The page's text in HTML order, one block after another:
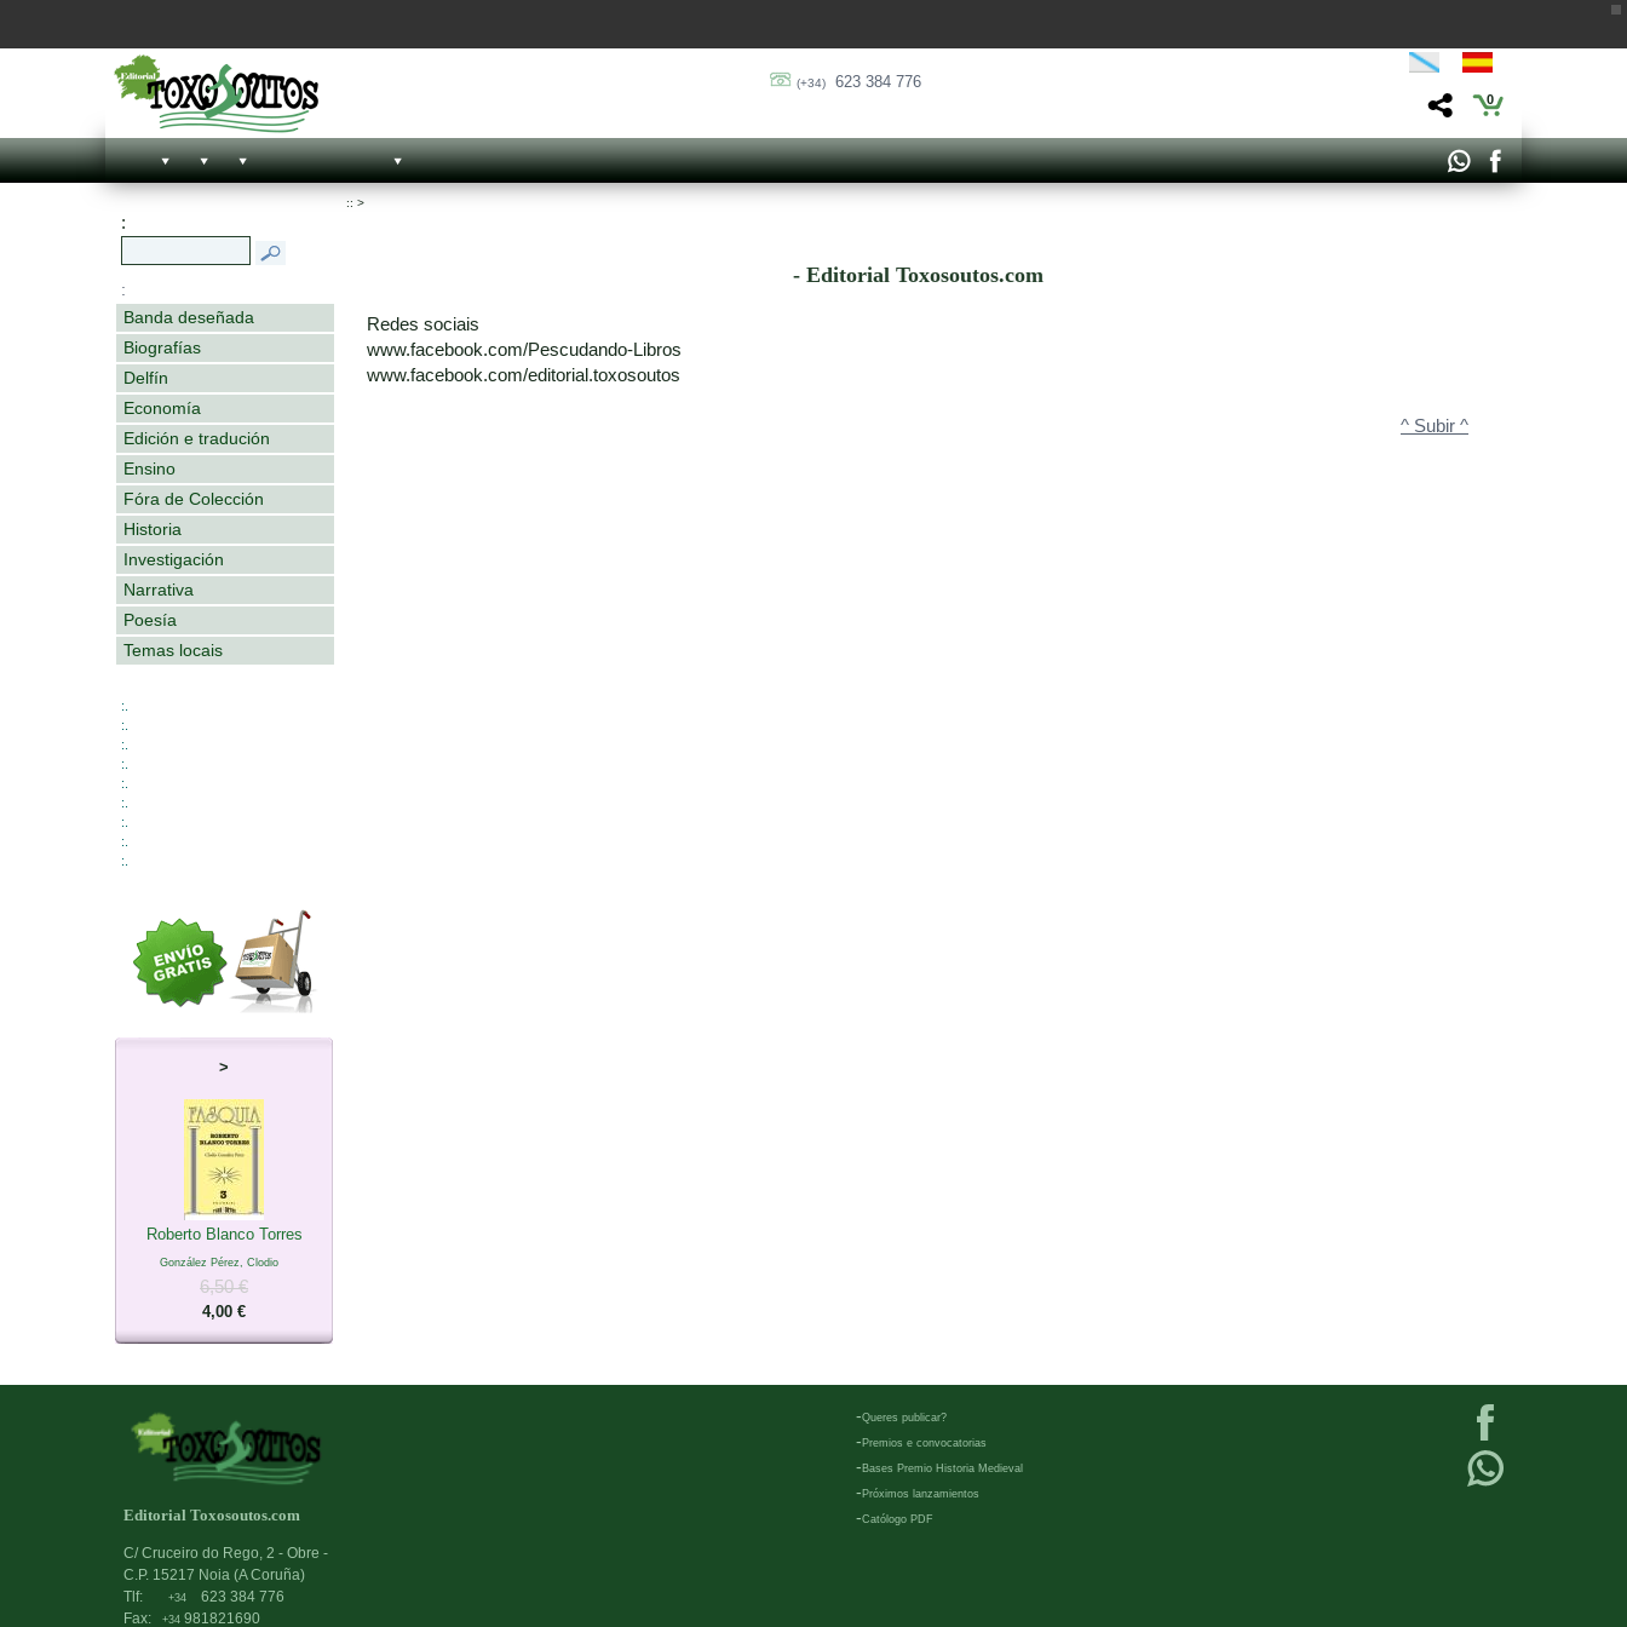
(+34) 623 384 776
0
:
:
Banda deseñada
Biografías
Delfín
Economía
Edición e tradución
Ensino
Fóra de Colección
Historia
Investigación
Narrativa
Poesía
Temas locais
:.
:.
:.
:.
:.
:.
:.
:.
:.
>
Roberto Blanco Torres
González Pérez, Clodio
6,50 €
4,00 €
:: >
- Editorial Toxosoutos.com
Redes sociais
www.facebook.com/Pescudando-Libros
www.facebook.com/editorial.toxosoutos
^ Subir ^
Editorial Toxosoutos.com
C/ Cruceiro do Rego, 2 - Obre -
C.P. 15217 Noia (A Coruña)
Tlf:
+34
623 384 776
Fax:
+34 981821690
-Queres publicar?
- Premios e convocatorias
- Bases Premio Historia Medieval
- Próximos lanzamientos
-Católogo PDF